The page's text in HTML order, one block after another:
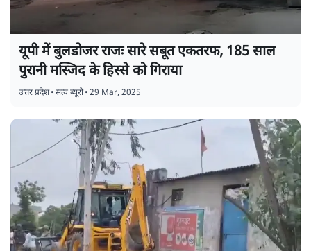
यूपी में बुलडोजर राजः सारे सबूत एकतरफ, 185 साल
पुरानी मस्जिद के हिस्से को गिराया
उत्तर प्रदेश•सत्य ब्यूरो•29 Mar, 2025